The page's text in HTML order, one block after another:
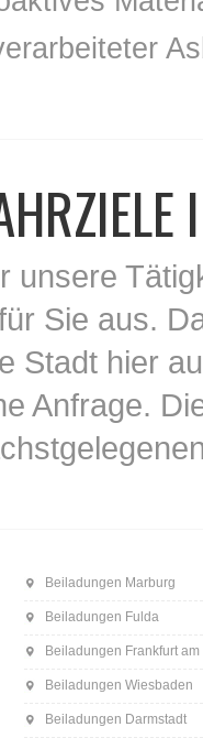
unsere
Sie aus.
Stadt hier
Anfrage.
Beiladungen Marburg
Beiladungen Fulda
Beiladungen Frankfurt am
Beiladungen Wiesbaden
Beiladungen Darmstadt